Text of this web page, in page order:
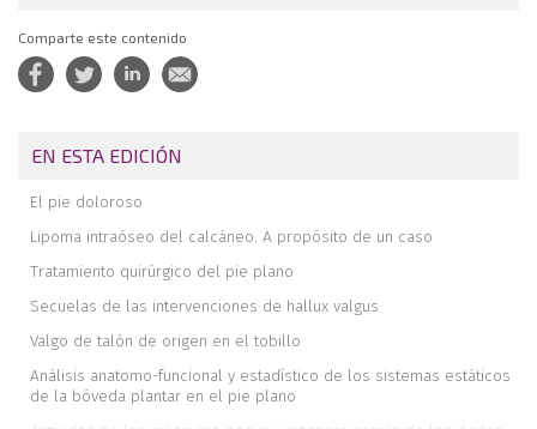
Comparte este contenido
EN ESTA EDICIÓN
El pie doloroso
Lipoma intraóseo del calcáneo. A propósito de un caso
Tratamiento quirúrgico del pie plano
Secuelas de las intervenciones de hallux valgus
Valgo de talón de origen en el tobillo
Análisis anatomo-funcional y estadístico de los sistemas estáticos
de la bóveda plantar en el pie plano